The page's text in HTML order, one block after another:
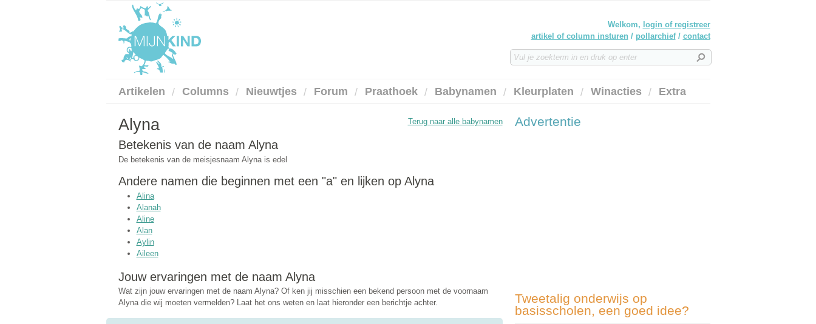
Welkom, login of registreer
artikel of column insturen / pollarchief/ contact
Artikelen Columns Nieuwtjes Forum Praathoek Babynamen Kleurplaten Winacties Extra
Terug naar alle babynamen
Alyna
Betekenis van de naam Alyna
De betekenis van de meisjesnaam Alyna is edel
Andere namen die beginnen met een "a" en lijken op Alyna
Alina
Alanah
Aline
Alan
Aylin
Aileen
Jouw ervaringen met de naam Alyna
Wat zijn jouw ervaringen met de naam Alyna? Of ken jij misschien een bekend persoon met de voornaam
Alyna die wij moeten vermelden? Laat het ons weten en laat hieronder een berichtje achter.
Advertentie
Tweetalig onderwijs op
basisscholen, een goed idee?